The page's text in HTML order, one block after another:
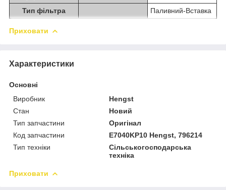
Тип фільтра Паливний-Вставка
Приховати
Характеристики
Основні
Виробник
Hengst
Стан
Новий
Тип запчастини
Оригінал
Код запчастини
E7040KP10 Hengst, 796214
Тип техніки
Сільськогосподарська
техніка
Приховати